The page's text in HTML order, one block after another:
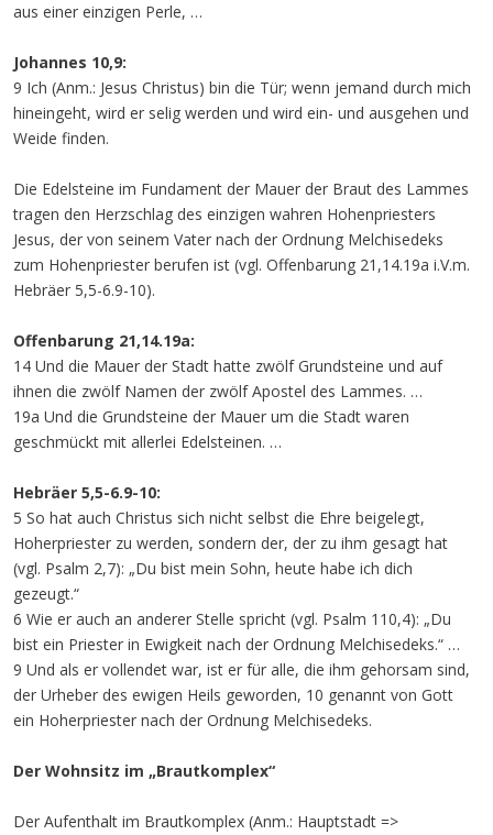
aus einer einzigen Perle, …
Johannes 10,9:
9 Ich (Anm.: Jesus Christus) bin die Tür; wenn jemand durch mich
hineingeht, wird er selig werden und wird ein- und ausgehen und
Weide finden.
Die Edelsteine im Fundament der Mauer der Braut des Lammes
tragen den Herzschlag des einzigen wahren Hohenpriesters
Jesus, der von seinem Vater nach der Ordnung Melchisedeks
zum Hohenpriester berufen ist (vgl. Offenbarung 21,14.19a i.V.m.
Hebräer 5,5-6.9-10).
Offenbarung 21,14.19a:
14 Und die Mauer der Stadt hatte zwölf Grundsteine und auf
ihnen die zwölf Namen der zwölf Apostel des Lammes. …
19a Und die Grundsteine der Mauer um die Stadt waren
geschmückt mit allerlei Edelsteinen. …
Hebräer 5,5-6.9-10:
5 So hat auch Christus sich nicht selbst die Ehre beigelegt,
Hoherpriester zu werden, sondern der, der zu ihm gesagt hat
(vgl. Psalm 2,7): „Du bist mein Sohn, heute habe ich dich
gezeugt.“
6 Wie er auch an anderer Stelle spricht (vgl. Psalm 110,4): „Du
bist ein Priester in Ewigkeit nach der Ordnung Melchisedeks.“ …
9 Und als er vollendet war, ist er für alle, die ihm gehorsam sind,
der Urheber des ewigen Heils geworden, 10 genannt von Gott
ein Hoherpriester nach der Ordnung Melchisedeks.
Der Wohnsitz im „Brautkomplex“
Der Aufenthalt im Brautkomplex (Anm.: Hauptstadt =>